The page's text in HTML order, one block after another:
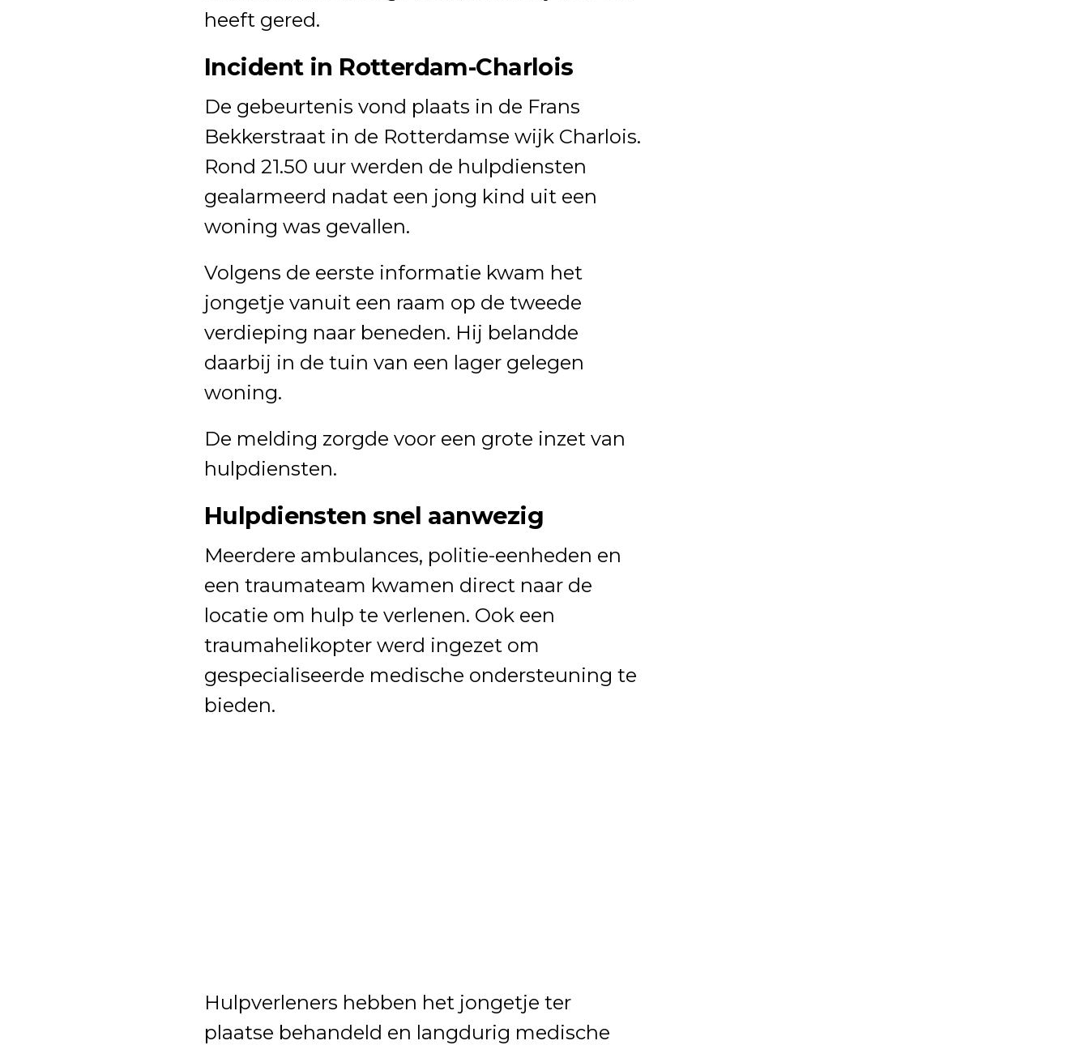
heeft gered.
Incident in Rotterdam-Charlois
De gebeurtenis vond plaats in de Frans
Bekkerstraat in de Rotterdamse wijk Charlois.
Rond 21.50 uur werden de hulpdiensten
gealarmeerd nadat een jong kind uit een
woning was gevallen.
Volgens de eerste informatie kwam het
jongetje vanuit een raam op de tweede
verdieping naar beneden. Hij belandde
daarbij in de tuin van een lager gelegen
woning.
De melding zorgde voor een grote inzet van
hulpdiensten.
Hulpdiensten snel aanwezig
Meerdere ambulances, politie-eenheden en
een traumateam kwamen direct naar de
locatie om hulp te verlenen. Ook een
traumahelikopter werd ingezet om
gespecialiseerde medische ondersteuning te
bieden.
Hulpverleners hebben het jongetje ter
plaatse behandeld en langdurig medische